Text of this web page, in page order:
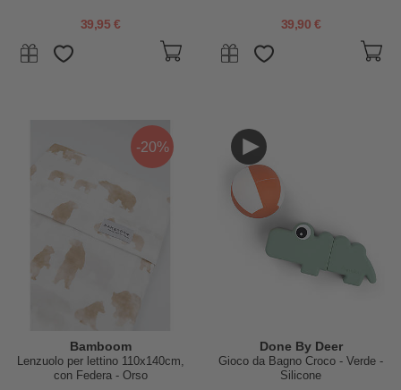
39,95 € 39,90 €
-20%
Bamboom
Lenzuolo per lettino 110x140cm,
con Federa - Orso
Done By Deer
Gioco da Bagno Croco - Verde -
Silicone